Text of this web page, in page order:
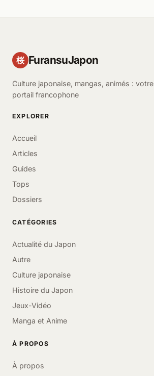
桜 FuransuJapon
Culture japonaise, mangas, animés : votre
portail francophone
EXPLORER
Accueil
Articles
Guides
Tops
Dossiers
CATÉGORIES
Actualité du Japon
Autre
Culture japonaise
Histoire du Japon
Jeux-Vidéo
Manga et Anime
À PROPOS
À propos